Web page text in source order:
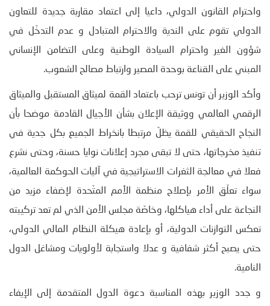
واحترام القانون الدولي، داعيا إلى اعتماد مقاربة جديدة للتعاون
الدولي تقوم على الندية والاحترام المتبادل و عدم التدخّل في
شؤون الغير واحترام السيادة الوطنية وعلى التضامن الإنساني
المبني على القناعة بوحدة المصير وارتباط مصالح الشعوب.
وأكد الوزير أن تونس ترحب باعتماد القمة لميثاق المستقبل والميثاق
الرقمي العالمي ووثيقة الإعلان بشأن الأجيال القادمة موضحا بأن
النجاح الحقيقي للقمة يظلّ مرتبطا بانخراط الجميع بكل جدية في
تنفيذ مخرجاتها، حتى لا تبقى مجرد إعلانات نوايا حسنة، وحتى نشرع
فعلا في معالجة الثغرات الاستراتيجية في آليات الحوكمة العالمية،
سواء تعلّق الأمر بإصلاح منظمة الأمم المتّحدة لإضفاء مزيد من
النجاعة على أداء هياكلها، وخاصّة مجلس الأمن الذي لم تعد تركيبته
تعكس التوازنات الدولية، أو بإعادة هيكلة النظام المالي الدولي،
حتى يصبح أكثر شفافية و عدلا واستجابة لأولويات ومشاغل الدول
النامية.
و جدد الوزير بهذه المناسبة دعوة الدول المتقدمة إلى الإيفاء